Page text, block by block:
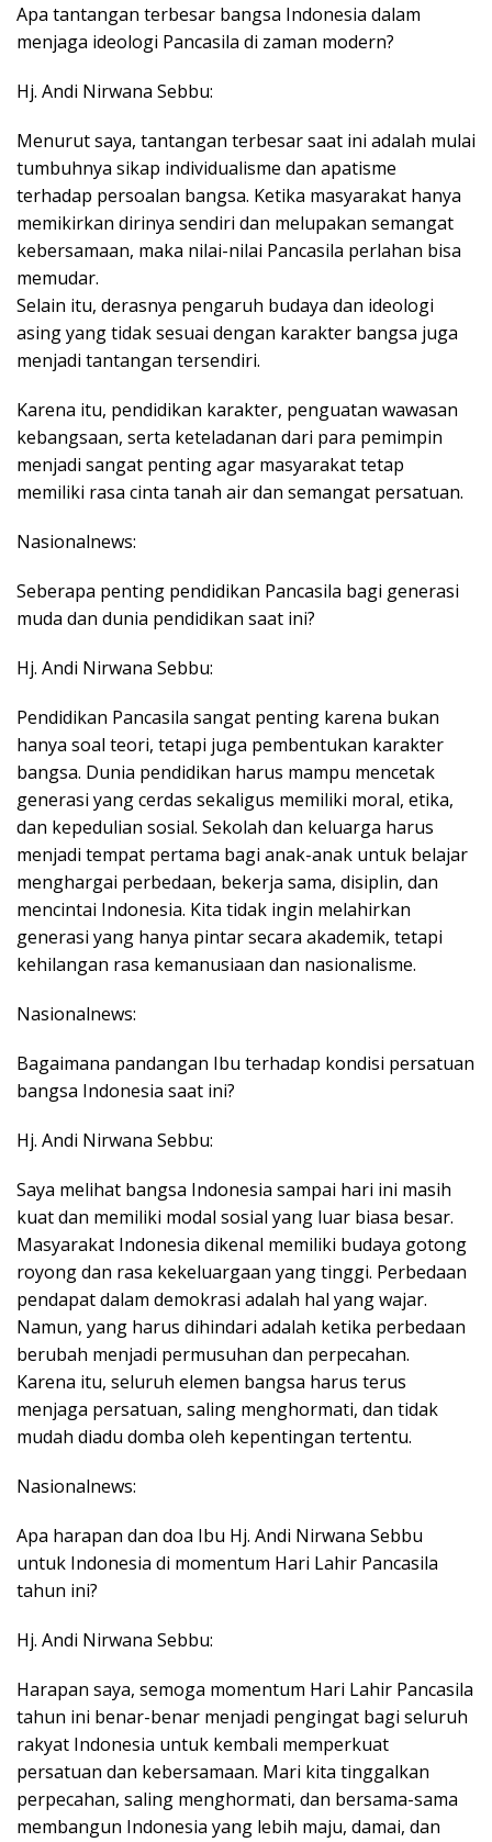
Apa tantangan terbesar bangsa Indonesia dalam
menjaga ideologi Pancasila di zaman modern?
Hj. Andi Nirwana Sebbu:
Menurut saya, tantangan terbesar saat ini adalah mulai
tumbuhnya sikap individualisme dan apatisme
terhadap persoalan bangsa. Ketika masyarakat hanya
memikirkan dirinya sendiri dan melupakan semangat
kebersamaan, maka nilai-nilai Pancasila perlahan bisa
memudar.
Selain itu, derasnya pengaruh budaya dan ideologi
asing yang tidak sesuai dengan karakter bangsa juga
menjadi tantangan tersendiri.
Karena itu, pendidikan karakter, penguatan wawasan
kebangsaan, serta keteladanan dari para pemimpin
menjadi sangat penting agar masyarakat tetap
memiliki rasa cinta tanah air dan semangat persatuan.
Nasionalnews:
Seberapa penting pendidikan Pancasila bagi generasi
muda dan dunia pendidikan saat ini?
Hj. Andi Nirwana Sebbu:
Pendidikan Pancasila sangat penting karena bukan
hanya soal teori, tetapi juga pembentukan karakter
bangsa. Dunia pendidikan harus mampu mencetak
generasi yang cerdas sekaligus memiliki moral, etika,
dan kepedulian sosial. Sekolah dan keluarga harus
menjadi tempat pertama bagi anak-anak untuk belajar
menghargai perbedaan, bekerja sama, disiplin, dan
mencintai Indonesia. Kita tidak ingin melahirkan
generasi yang hanya pintar secara akademik, tetapi
kehilangan rasa kemanusiaan dan nasionalisme.
Nasionalnews:
Bagaimana pandangan Ibu terhadap kondisi persatuan
bangsa Indonesia saat ini?
Hj. Andi Nirwana Sebbu:
Saya melihat bangsa Indonesia sampai hari ini masih
kuat dan memiliki modal sosial yang luar biasa besar.
Masyarakat Indonesia dikenal memiliki budaya gotong
royong dan rasa kekeluargaan yang tinggi. Perbedaan
pendapat dalam demokrasi adalah hal yang wajar.
Namun, yang harus dihindari adalah ketika perbedaan
berubah menjadi permusuhan dan perpecahan.
Karena itu, seluruh elemen bangsa harus terus
menjaga persatuan, saling menghormati, dan tidak
mudah diadu domba oleh kepentingan tertentu.
Nasionalnews:
Apa harapan dan doa Ibu Hj. Andi Nirwana Sebbu
untuk Indonesia di momentum Hari Lahir Pancasila
tahun ini?
Hj. Andi Nirwana Sebbu:
Harapan saya, semoga momentum Hari Lahir Pancasila
tahun ini benar-benar menjadi pengingat bagi seluruh
rakyat Indonesia untuk kembali memperkuat
persatuan dan kebersamaan. Mari kita tinggalkan
perpecahan, saling menghormati, dan bersama-sama
membangun Indonesia yang lebih maju, damai, dan